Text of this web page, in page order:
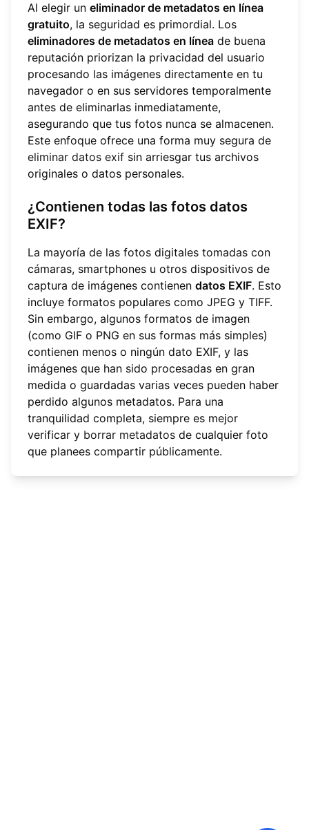
Al elegir un eliminador de metadatos en línea
gratuito, la seguridad es primordial. Los
eliminadores de metadatos en línea de buena
reputación priorizan la privacidad del usuario
procesando las imágenes directamente en tu
navegador o en sus servidores temporalmente
antes de eliminarlas inmediatamente,
asegurando que tus fotos nunca se almacenen.
Este enfoque ofrece una forma muy segura de
eliminar datos exif sin arriesgar tus archivos
originales o datos personales.
¿Contienen todas las fotos datos
EXIF?
La mayoría de las fotos digitales tomadas con
cámaras, smartphones u otros dispositivos de
captura de imágenes contienen datos EXIF. Esto
incluye formatos populares como JPEG y TIFF.
Sin embargo, algunos formatos de imagen
(como GIF o PNG en sus formas más simples)
contienen menos o ningún dato EXIF, y las
imágenes que han sido procesadas en gran
medida o guardadas varias veces pueden haber
perdido algunos metadatos. Para una
tranquilidad completa, siempre es mejor
verificar y borrar metadatos de cualquier foto
que planees compartir públicamente.